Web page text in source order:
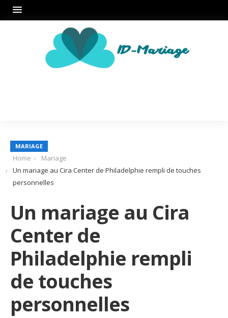
MARIAGE
Home
Mariage
Un mariage au Cira Center de Philadelphie rempli de touches
personnelles
Un mariage au Cira
Center de
Philadelphie rempli
de touches
personnelles